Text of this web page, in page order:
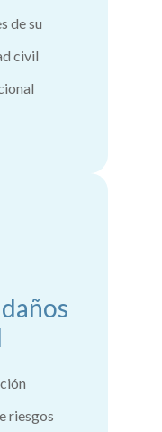
de su
civil
riesgos